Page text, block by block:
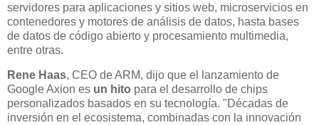
servidores para aplicaciones y sitios web, microservicios en
contenedores y motores de análisis de datos, hasta bases
de datos de código abierto y procesamiento multimedia,
entre otras.
Rene Haas, CEO de ARM, dijo que el lanzamiento de
Google Axion es un hito para el desarrollo de chips
personalizados basados en su tecnología. "Décadas de
inversión en el ecosistema, combinadas con la innovación